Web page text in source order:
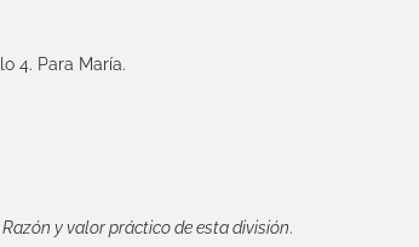
4. Para María.
y valor práctico de esta división.